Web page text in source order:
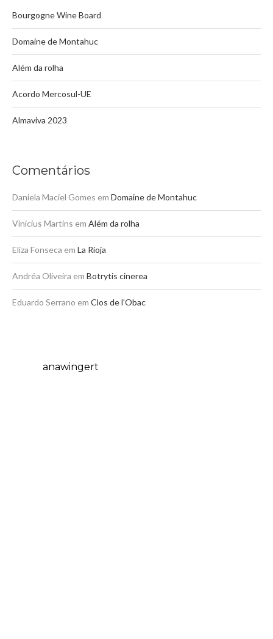
Bourgogne Wine Board
Domaine de Montahuc
Além da rolha
Acordo Mercosul-UE
Almaviva 2023
Comentários
Daniela Maciel Gomes em Domaine de Montahuc
Vinicius Martins em Além da rolha
Eliza Fonseca em La Rioja
Andréa Oliveira em Botrytis cinerea
Eduardo Serrano em Clos de l’Obac
anawingert